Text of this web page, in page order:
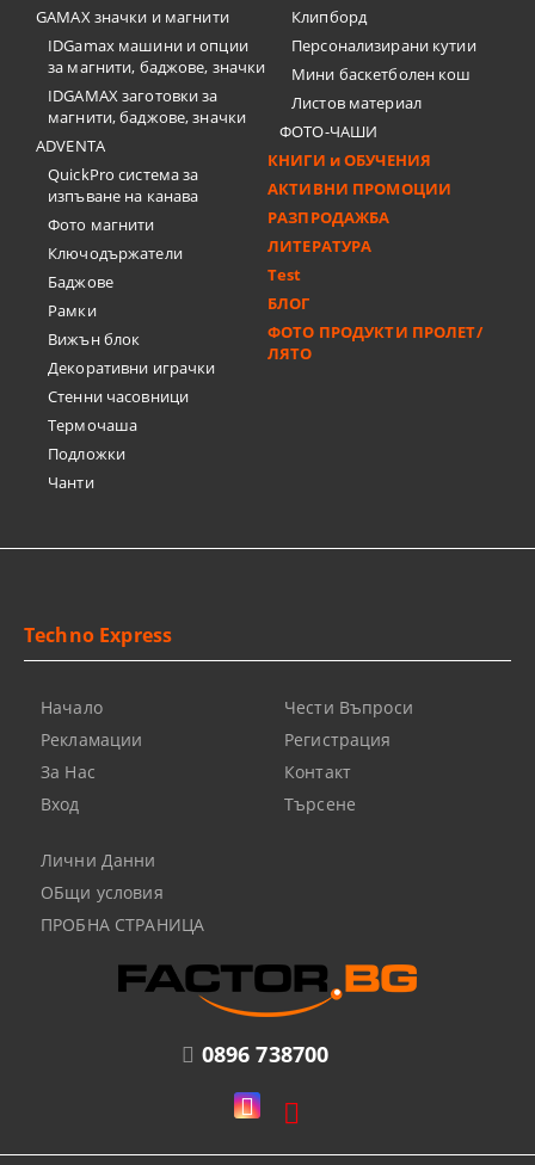
GAMAX значки и магнити
IDGamax машини и опции
за магнити, баджове, значки
IDGAMAX заготовки за
магнити, баджове, значки
ADVENTA
QuickPro система за
изпъване на канава
Фото магнити
Ключодържатели
Баджове
Рамки
Вижън блок
Декоративни играчки
Стенни часовници
Термочашa
Подложки
Чанти
Клипборд
Персонализирани кутии
Мини баскетболен кош
Листов материал
ФОТО-ЧАШИ
КНИГИ и ОБУЧЕНИЯ
АКТИВНИ ПРОМОЦИИ
РАЗПРОДАЖБА
ЛИТЕРАТУРА
Test
БЛОГ
ФОТО ПРОДУКТИ ПРОЛЕТ/
ЛЯТО
0896 738700
Techno Express
Начало
Рекламации
За Нас
Вход
Чести Въпроси
Регистрация
Контакт
Търсене
Лични Данни
ОБщи условия
ПРОБНА СТРАНИЦА